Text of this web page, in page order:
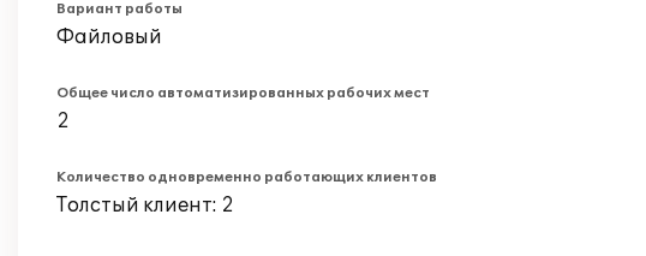
Вариант работы
Файловый
Общее число автоматизированных рабочих мест
2
Количество одновременно работающих клиентов
Толстый клиент: 2